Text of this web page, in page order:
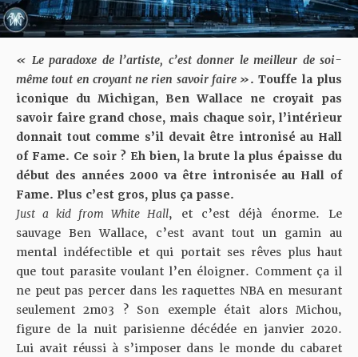
« Le paradoxe de l’artiste, c’est donner le meilleur de soi-
même tout en croyant ne rien savoir faire ». Touffe la plus
iconique du Michigan, Ben Wallace ne croyait pas
savoir faire grand chose, mais chaque soir, l’intérieur
donnait tout comme s’il devait être intronisé au Hall
of Fame. Ce soir ? Eh bien, la brute la plus épaisse du
début des années 2000 va être intronisée au Hall of
Fame. Plus c’est gros, plus ça passe.
Just a kid from White Hall, et c’est déjà énorme. Le
sauvage Ben Wallace, c’est avant tout un gamin au
mental indéfectible et qui portait ses rêves plus haut
que tout parasite voulant l’en éloigner. Comment ça il
ne peut pas percer dans les raquettes NBA en mesurant
seulement 2m03 ? Son exemple était alors Michou,
figure de la nuit parisienne décédée en janvier 2020.
Lui avait réussi à s’imposer dans le monde du cabaret